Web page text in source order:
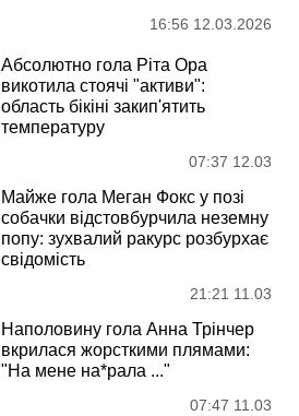
16:56 12.03.2026
Абсолютно гола Ріта Ора
викотила стоячі "активи":
область бікіні закип'ятить
температуру
07:37 12.03
Майже гола Меган Фокс у позі
собачки відстовбурчила неземну
попу: зухвалий ракурс розбурхає
свідомість
21:21 11.03
Наполовину гола Анна Трінчер
вкрилася жорсткими плямами:
"На мене на*рала ..."
07:47 11.03